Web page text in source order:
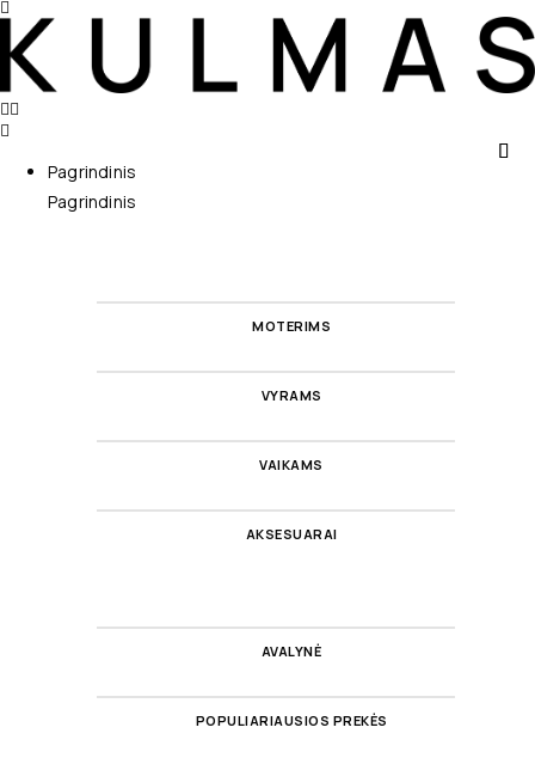
Pagrindinis
Pagrindinis
MOTERIMS
VYRAMS
VAIKAMS
AKSESUARAI
AVALYNĖ
POPULIARIAUSIOS PREKĖS